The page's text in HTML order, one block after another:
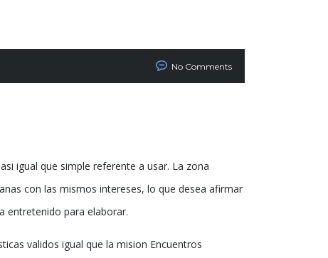
No Comments
igual que simple referente a usar. La zona
con las mismos intereses, lo que desea afirmar
entretenido para elaborar.
validos igual que la mision Encuentros